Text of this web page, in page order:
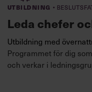
Utbildning ·
Leda chefer
Utbildning med
Programmet för dig
och verkar i